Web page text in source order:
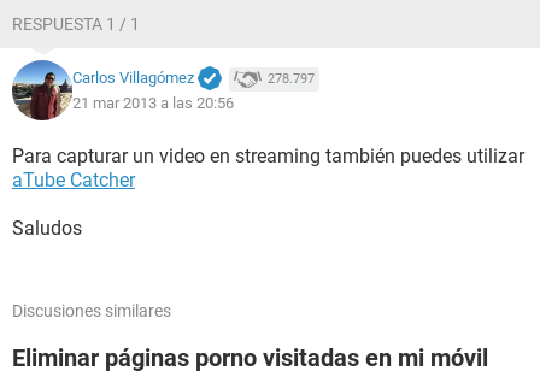
RESPUESTA 1 / 1
Carlos Villagómez 278.797
21 mar 2013 a las 20:56
Para capturar un video en streaming también puedes utilizar
aTube Catcher
Saludos
Discusiones similares
Eliminar páginas porno visitadas en mi móvil